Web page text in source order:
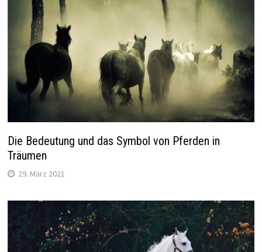
Die Bedeutung und das Symbol von Pferden in
Träumen
29. März 2021